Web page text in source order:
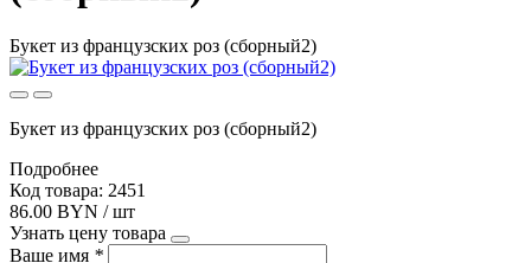
Букет из французских роз (сборный2)
Букет из французских роз (сборный2)
Подробнее
Код товара: 2451
86.00 BYN / шт
Узнать цену товара
Ваше имя *